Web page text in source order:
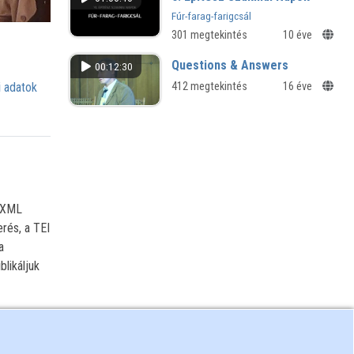
adatok
a TEI
Fúr-farag-farigcsál
301 megtekintés 10 éve
00:12:30 Questions & Answers
412 megtekintés 16 éve